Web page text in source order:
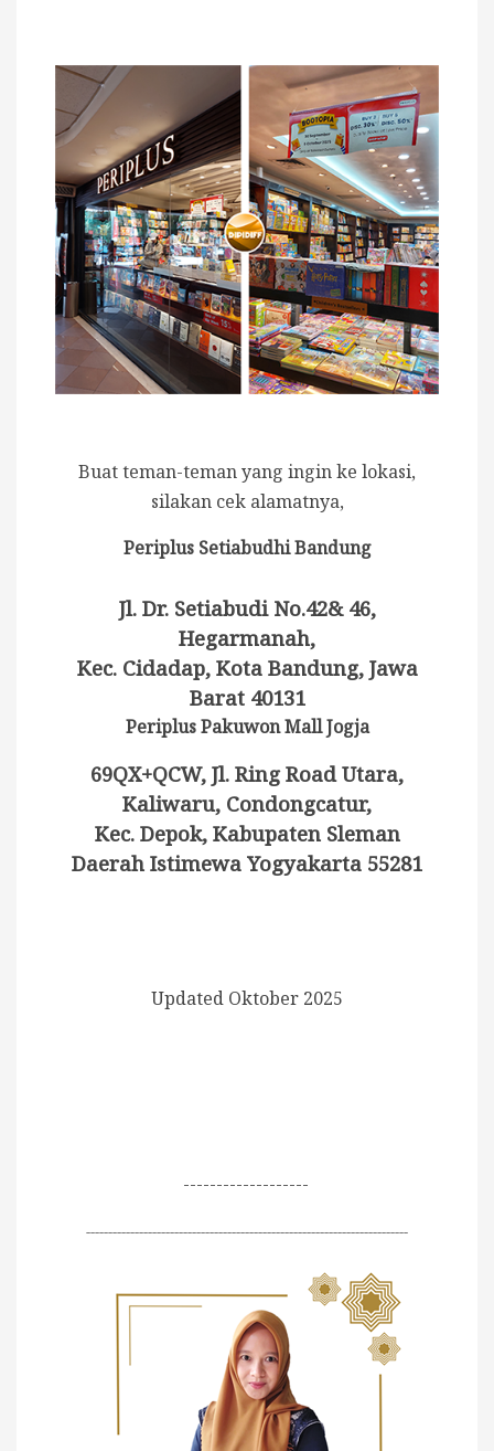
Buat teman-teman yang ingin ke lokasi,
silakan cek alamatnya,
Periplus Setiabudhi Bandung
Jl. Dr. Setiabudi No.42& 46,
Hegarmanah,
Kec. Cidadap, Kota Bandung, Jawa
Barat 40131
Periplus Pakuwon Mall Jogja
69QX+QCW, Jl. Ring Road Utara,
Kaliwaru, Condongcatur,
Kec. Depok, Kabupaten Sleman
Daerah Istimewa Yogyakarta 55281
Updated Oktober 2025
-------------------
-------------------------------------------------------------------------